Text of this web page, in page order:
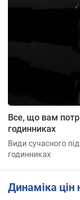
Все, що вам
годинниках
Види сучасного
годинниках
Динаміка цін